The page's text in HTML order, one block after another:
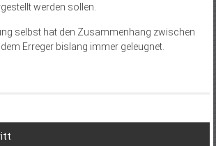
werden sollen.
selbst hat den Zusammenhang zwischen
Erreger bislang immer geleugnet.